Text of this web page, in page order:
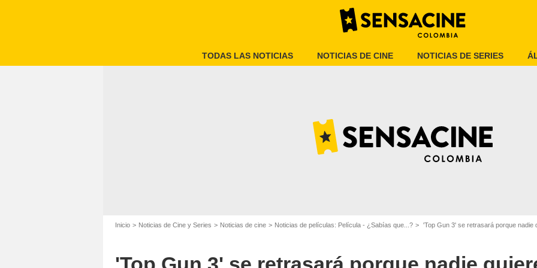
TODAS LAS NOTICIAS NOTICIAS DE CINE NOTICIAS DE SERIES
Inicio Noticias de Cine y Series Noticias de cine Noticias de películas: Película - ¿Sabías que...? 'Top Gun 3' se retrasará porque nadie